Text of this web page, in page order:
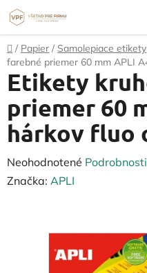
Prejsť
na
obsah
Domov
/ Papier / Samolepiace etikety
farebné priemer 60 mm APLI
Etikety
priemer 60
hárkov fluo
Priemerné
hodnotenie
Neohodnotené
Značka: APLI